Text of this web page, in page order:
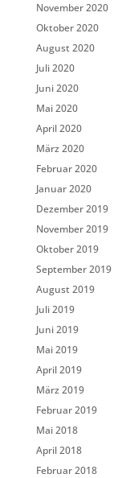
November 2020
Oktober 2020
August 2020
Juli 2020
Juni 2020
Mai 2020
April 2020
März 2020
Februar 2020
Januar 2020
Dezember 2019
November 2019
Oktober 2019
September 2019
August 2019
Juli 2019
Juni 2019
Mai 2019
April 2019
März 2019
Februar 2019
Mai 2018
April 2018
Februar 2018